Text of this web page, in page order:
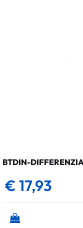
BTDIN-
€ 17,93
Quantità